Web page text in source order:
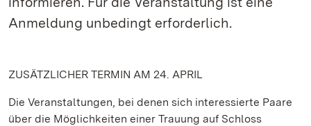
Anmeldung unbedingt erforderlich.
ZUSÄTZLICHER TERMIN AM 24. APRIL
Die Veranstaltungen, bei denen sich interessierte Paare
über die Möglichkeiten einer Trauung auf Schloss